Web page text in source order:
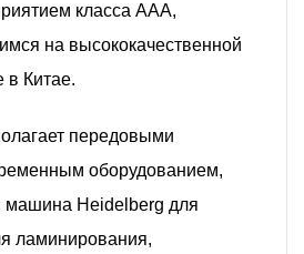
класса ААА,
на высококачественной
в Китае.
передовыми
оборудованием,
машина Heidelberg для
ламинирования,